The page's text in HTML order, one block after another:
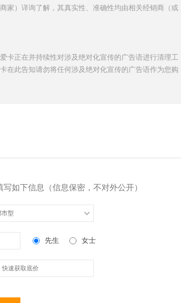
家）详询了解，其真实性、准确性均由相关经销商（或
卡正在并持续性对涉及绝对化宣传的广告语进行清理工
在此告知请勿将任何涉及绝对化宣传的广告语作为您购
写如下信息（信息保密，不对外公开）
市型
先生 女士